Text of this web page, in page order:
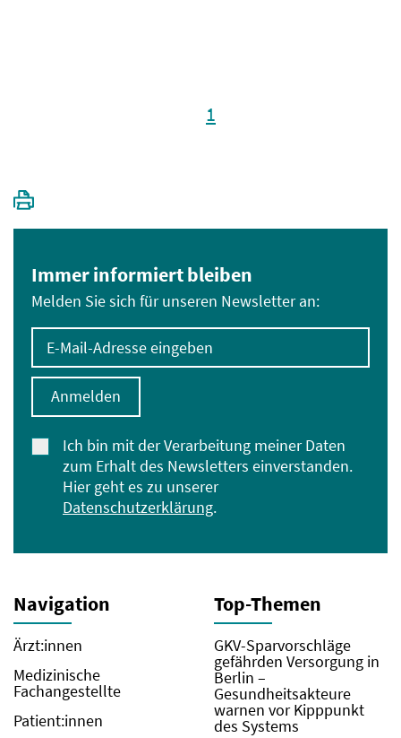
1
Immer informiert bleiben
Melden Sie sich für unseren Newsletter an:
E-Mail-Adresse eingeben
Ich bin mit der Verarbeitung meiner Daten
zum Erhalt des Newsletters einverstanden.
Hier geht es zu unserer
Datenschutzerklärung.
Anmelden
Navigation
Ärzt:innen
Medizinische
Fachangestellte
Patient:innen
Top-Themen
GKV-Sparvorschläge
gefährden Versorgung in
Berlin –
Gesundheitsakteure
warnen vor Kipppunkt
des Systems